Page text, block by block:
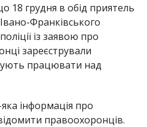
18 грудня в обід приятель
Франківського
із заявою про
зареєстрували
працювати над
інформація про
правоохоронців.